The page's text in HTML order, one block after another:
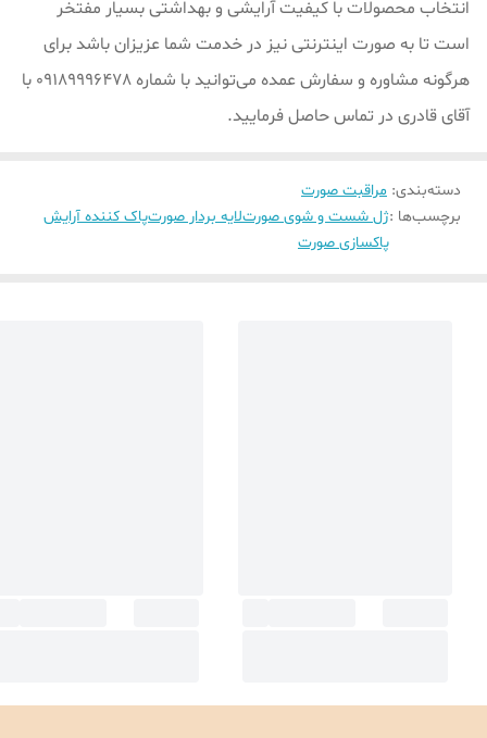
انتخاب محصولات با کیفیت آرایشی و بهداشتی بسیار مفتخر
است تا به صورت اینترنتی نیز در خدمت شما عزیزان باشد برای
هرگونه مشاوره و سفارش عمده می‌توانید با شماره 09189996478 با
آقای قادری در تماس حاصل فرمایید.
دسته‌بندی: مراقبت صورت
برچسب‌ها :ژل شست و شوی صورتلایه بردار صورتپاک کننده آرایش
پاکسازی صورت